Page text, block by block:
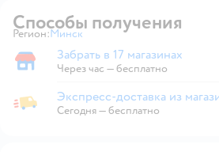
Способы получения
Регион: Выбор адреса доставки.
Минск
Забрать в магазине
Забрать в 17 магазинах
Через час — бесплатно
Экспресс-доставка из магазина
Экспресс-доставка из
Сегодня—бесплатно